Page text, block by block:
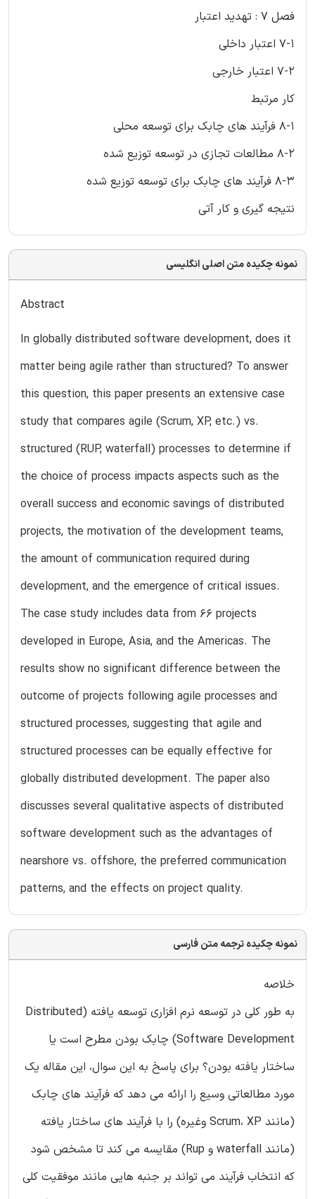
فصل 7 : تهدید اعتبار
7-1 اعتبار داخلی
7-2 اعتبار خارجی
کار مرتبط
8-1 فرآیند های چابک برای توسعه محلی
8-2 مطالعات تجازی در توسعه توزیع شده
8-3 فرآیند های چابک برای توسعه توزیع شده
نتیجه گیری و کار آتی
نمونه چکیده متن اصلی انگلیسی
Abstract
In globally distributed software development, does it
matter being agile rather than structured? To answer
this question, this paper presents an extensive case
study that compares agile (Scrum, XP, etc.) vs.
structured (RUP, waterfall) processes to determine if
the choice of process impacts aspects such as the
overall success and economic savings of distributed
projects, the motivation of the development teams,
the amount of communication required during
development, and the emergence of critical issues.
The case study includes data from 66 projects
developed in Europe, Asia, and the Americas. The
results show no significant difference between the
outcome of projects following agile processes and
structured processes, suggesting that agile and
structured processes can be equally effective for
globally distributed development. The paper also
discusses several qualitative aspects of distributed
software development such as the advantages of
nearshore vs. offshore, the preferred communication
patterns, and the effects on project quality.
نمونه چکیده ترجمه متن فارسی
خلاصه
به طور کلی در توسعه نرم افزاری توسعه یافته (Distributed
Software Development) چابک بودن مطرح است یا
ساختار یافته بودن؟ برای پاسخ به این سوال، این مقاله یک
مورد مطالعاتی وسیع را ارائه می دهد که فرآیند های چابک
(مانند Scrum، XP وغیره) را با فرآیند های ساختار یافته
(مانند waterfall و Rup) مقایسه می کند تا مشخص شود
که انتخاب فرآیند می تواند بر جنبه هایی مانند موفقیت کلی